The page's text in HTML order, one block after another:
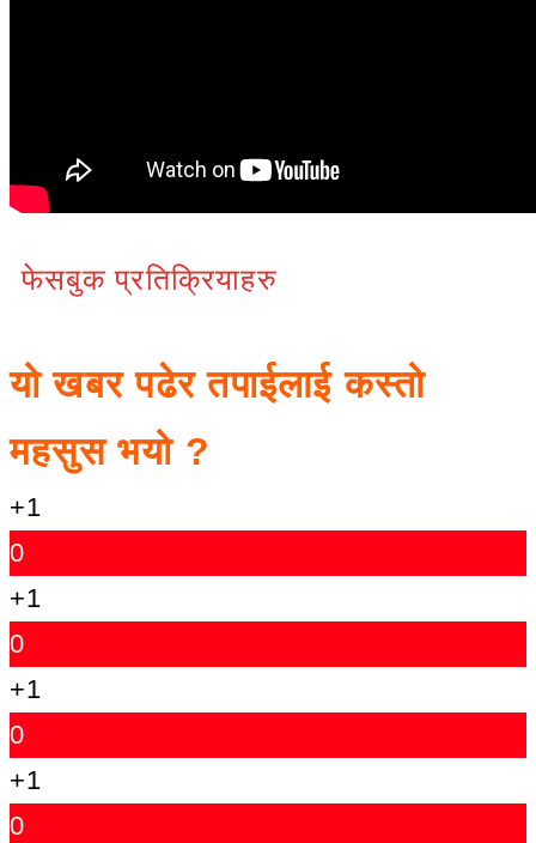
फेसबुक प्रतिक्रियाहरु
यो खबर पढेर तपाईलाई कस्तो
महसुस भयो ?
+1
0
+1
0
+1
0
+1
0